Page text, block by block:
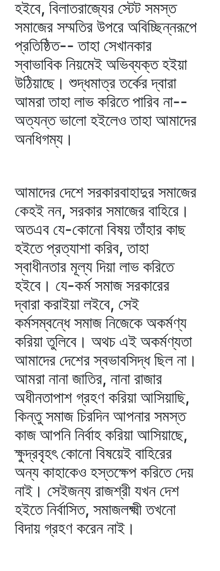
হইবে, বিলাতরাজ্যের স্টেট সমস্ত
সমাজের সম্মতির উপরে অবিচ্ছিন্নরূপে
প্রতিষ্ঠিত-- তাহা সেখানকার
স্বাভাবিক নিয়মেই অভিব্যক্ত হইয়া
উঠিয়াছে। শুদ্ধমাত্র তর্কের দ্বারা
আমরা তাহা লাভ করিতে পারিব না--
অত্যন্ত ভালো হইলেও তাহা আমাদের
অনধিগম্য।
আমাদের দেশে সরকারবাহাদুর সমাজের
কেহই নন, সরকার সমাজের বাহিরে।
অতএব যে-কোনো বিষয় তাঁহার কাছ
হইতে প্রত্যাশা করিব, তাহা
স্বাধীনতার মূল্য দিয়া লাভ করিতে
হইবে। যে-কর্ম সমাজ সরকারের
দ্বারা করাইয়া লইবে, সেই
কর্মসম্বন্ধে সমাজ নিজেকে অকর্মণ্য
করিয়া তুলিবে। অথচ এই অকর্মণ্যতা
আমাদের দেশের স্বভাবসিদ্ধ ছিল না।
আমরা নানা জাতির, নানা রাজার
অধীনতাপাশ গ্রহণ করিয়া আসিয়াছি,
কিন্তু সমাজ চিরদিন আপনার সমস্ত
কাজ আপনি নির্বাহ করিয়া আসিয়াছে,
ক্ষুদ্রবৃহৎ কোনো বিষয়েই বাহিরের
অন্য কাহাকেও হস্তক্ষেপ করিতে দেয়
নাই। সেইজন্য রাজশ্রী যখন দেশ
হইতে নির্বাসিত, সমাজলক্ষ্মী তখনো
বিদায় গ্রহণ করেন নাই।